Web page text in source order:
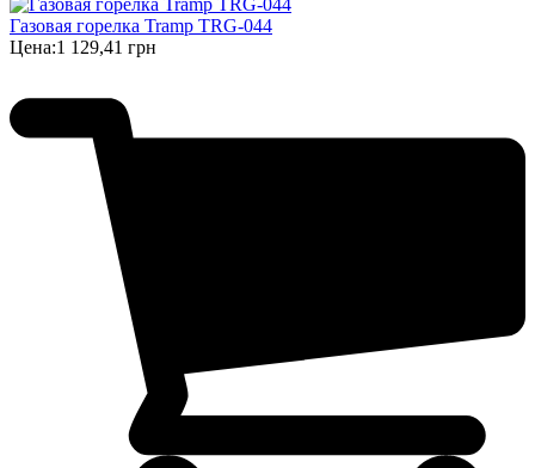
Газовая горелка Tramp TRG-044
Цена:1 129,41 грн